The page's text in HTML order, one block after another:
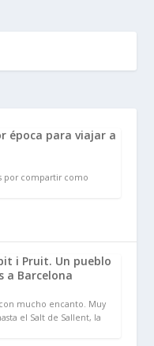
época para viajar a
por compartir como
i Pruit. Un pueblo
a Barcelona
mucho encanto. Muy
el Salt de Sallent, la